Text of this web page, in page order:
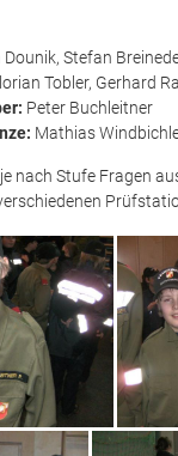
Dounik, Stefan
Tobler, Gerhard
Peter Buchleitner
Mathias
nach Stufe Fragen